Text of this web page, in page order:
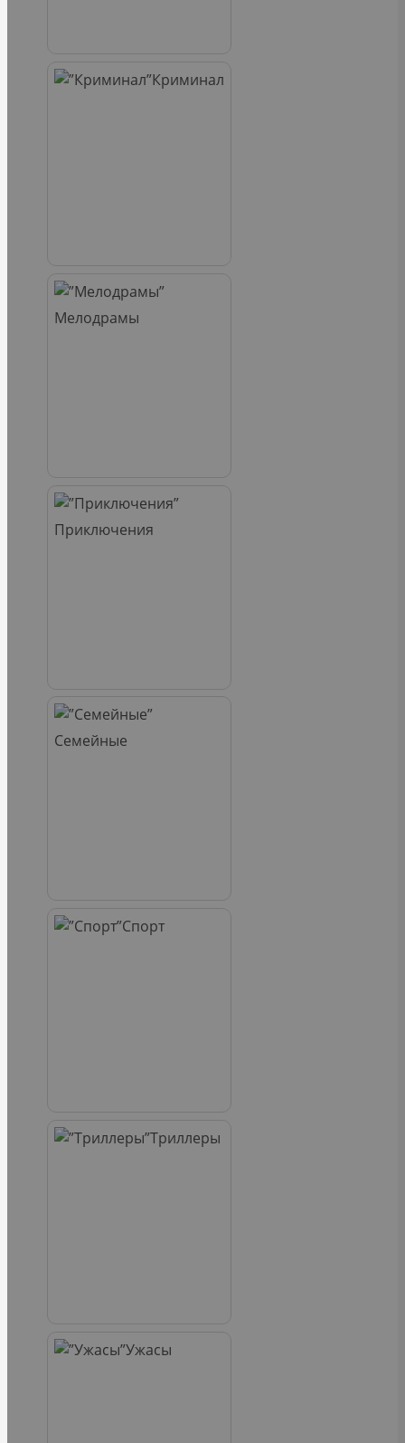
Криминал
Мелодрамы
Приключения
Семейные
Спорт
Триллеры
Ужасы